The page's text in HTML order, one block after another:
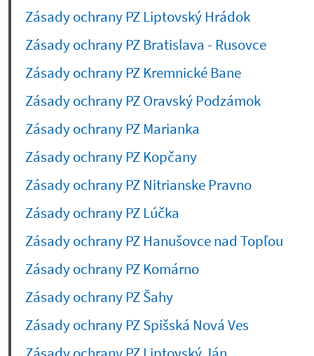
Zásady ochrany PZ Liptovský Hrádok
Zásady ochrany PZ Bratislava - Rusovce
Zásady ochrany PZ Kremnické Bane
Zásady ochrany PZ Oravský Podzámok
Zásady ochrany PZ Marianka
Zásady ochrany PZ Kopčany
Zásady ochrany PZ Nitrianske Pravno
Zásady ochrany PZ Lúčka
Zásady ochrany PZ Hanušovce nad Topľou
Zásady ochrany PZ Komárno
Zásady ochrany PZ Šahy
Zásady ochrany PZ Spišská Nová Ves